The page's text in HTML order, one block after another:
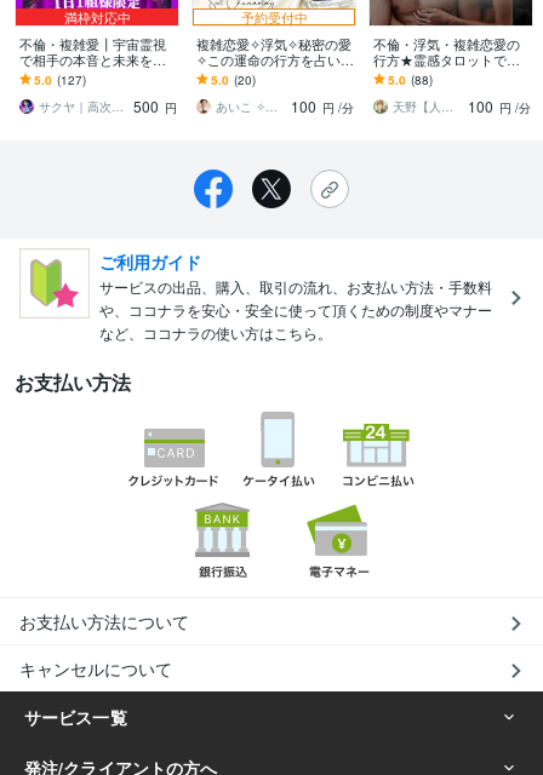
満枠対応中
不倫・複雑愛┃宇宙霊視
で相手の本音と未来を占
います 覚悟を決めたいあ
なたへ┃相手の本音・真
実・行く末を伝えます
5.0 (127)
サクヤ｜高次元スピリット
500 円
予約受付中
複雑恋愛✧浮気✧秘密の愛
✧この運命の行方を占いま
す 霊視✧ヒーリング✧タ
ロット✧誰にも言えない愛
を深く深く視ます
5.0 (20)
あいこ ✧占い×心のセラピー✧
100 円 /分
不倫・浮気・複雑恋愛の
行方★霊感タロットで占
います 遊び？体目当て？
捨てられる？バレる？裁
判になる？相手の気持ち
5.0 (88)
天野【人生相談・霊感占い師あまの】
100 円 /分
ご利用ガイド
サービスの出品、購入、取引の流れ、お支払い方法・手数料
や、ココナラを安心・安全に使って頂くための制度やマナー
など、ココナラの使い方はこちら。
お支払い方法
お支払い方法について
キャンセルについて